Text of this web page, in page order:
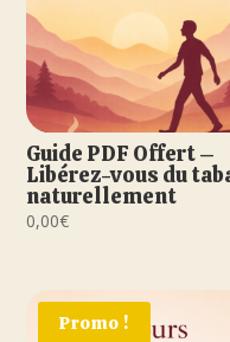
Guide PDF Offert –
Libérez-vous du
naturellement
0,00€
Promo !